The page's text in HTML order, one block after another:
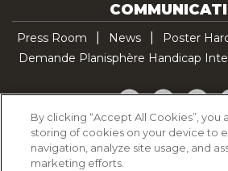
Press Room News
Poster
Demande Planisphère Handicap
Facebook
Twitter
Cookie Policy
By clicking “Accept All Cookies”, you
storing of cookies on your device to
navigation, analyze site usage, and
marketing efforts.